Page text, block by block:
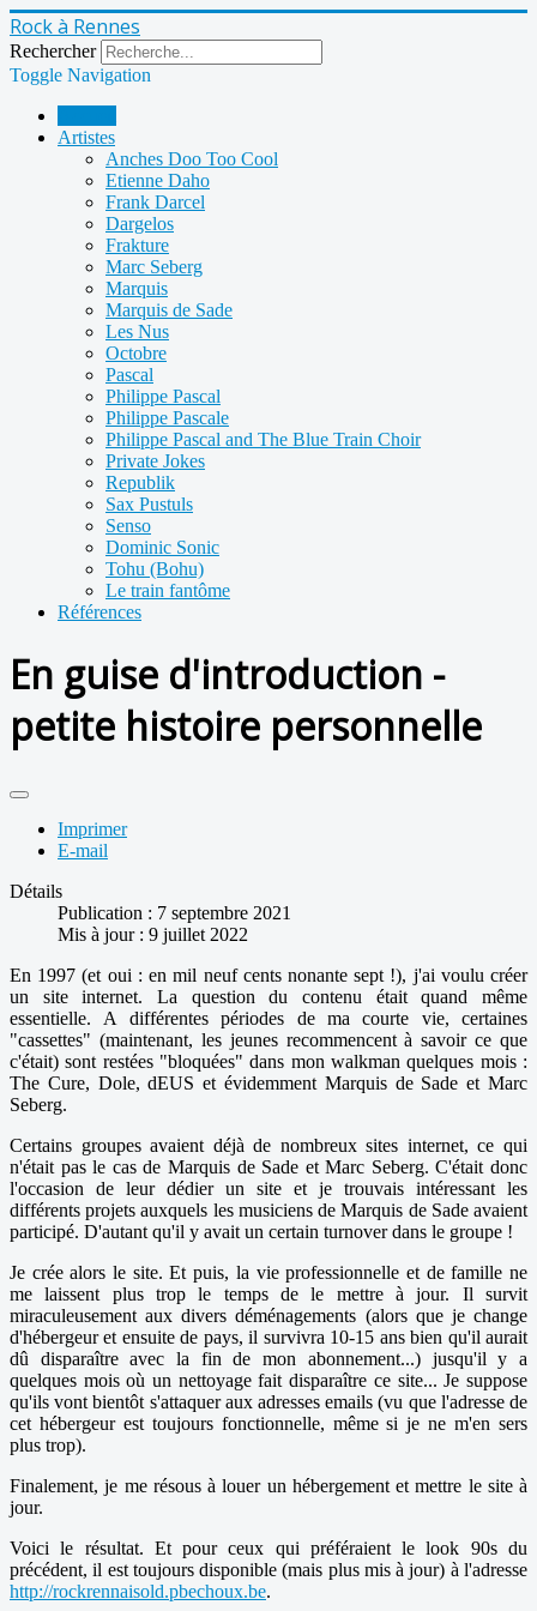
Rock à Rennes
Rechercher
Toggle Navigation
Artistes
Anches Doo Too Cool
Etienne Daho
Frank Darcel
Dargelos
Frakture
Marc Seberg
Marquis
Marquis de Sade
Les Nus
Octobre
Pascal
Philippe Pascal
Philippe Pascale
Philippe Pascal and The Blue Train Choir
Private Jokes
Republik
Sax Pustuls
Senso
Dominic Sonic
Tohu (Bohu)
Le train fantôme
Références
En guise d'introduction -
petite histoire personnelle
Imprimer
E-mail
Détails
Publication : 7 septembre 2021
Mis à jour : 9 juillet 2022
En 1997 (et oui : en mil neuf cents nonante sept !), j'ai voulu créer
un site internet. La question du contenu était quand même
essentielle. A différentes périodes de ma courte vie, certaines
"cassettes" (maintenant, les jeunes recommencent à savoir ce que
c'était) sont restées "bloquées" dans mon walkman quelques mois :
The Cure, Dole, dEUS et évidemment Marquis de Sade et Marc
Seberg.
Certains groupes avaient déjà de nombreux sites internet, ce qui
n'était pas le cas de Marquis de Sade et Marc Seberg. C'était donc
l'occasion de leur dédier un site et je trouvais intéressant les
différents projets auxquels les musiciens de Marquis de Sade avaient
participé. D'autant qu'il y avait un certain turnover dans le groupe !
Je crée alors le site. Et puis, la vie professionnelle et de famille ne
me laissent plus trop le temps de le mettre à jour. Il survit
miraculeusement aux divers déménagements (alors que je change
d'hébergeur et ensuite de pays, il survivra 10-15 ans bien qu'il aurait
dû disparaître avec la fin de mon abonnement...) jusqu'il y a
quelques mois où un nettoyage fait disparaître ce site... Je suppose
qu'ils vont bientôt s'attaquer aux adresses emails (vu que l'adresse de
cet hébergeur est toujours fonctionnelle, même si je ne m'en sers
plus trop).
Finalement, je me résous à louer un hébergement et mettre le site à
jour.
Voici le résultat. Et pour ceux qui préféraient le look 90s du
précédent, il est toujours disponible (mais plus mis à jour) à l'adresse
http://rockrennaisold.pbechoux.be.